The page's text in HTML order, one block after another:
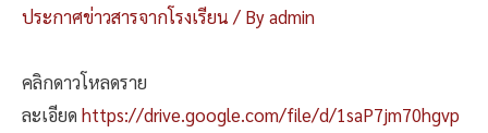
ประกาศข่าวสารจากโรงเรียน / Byadmin
คลิกดาวโหลดราย
ละเอียด https://drive.google.com/file/d/1saP7jm70hgvp